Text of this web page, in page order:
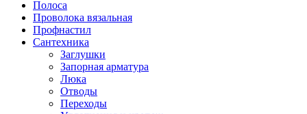
Полоса
Проволока вязальная
Профнастил
Сантехника
Заглушки
Запорная арматура
Люка
Отводы
Переходы